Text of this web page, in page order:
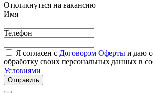
Откликнуться на вакансию
Имя
Телефон
Я согласен с Договором Оферты и даю
обработку своих персональных данных в
Условиями
Отправить